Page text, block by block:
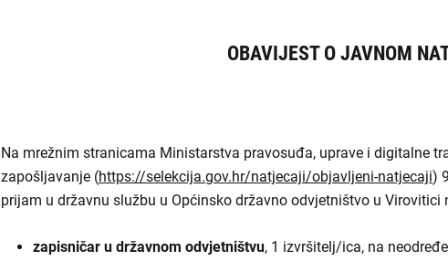
Rubrike
Aktualnosti
OBAVIJEST O JAVNOM
Na mrežnim stranicama Ministarstva pravosuđa, uprave i digitalne
zapošljavanje (https://selekcija.gov.hr/natjecaji/objavljeni-natjecaji)
prijam u državnu službu u Općinsko državno odvjetništvo u Virovitici
zapisničar u državnom odvjetništvu, 1 izvršitelj/ica, na